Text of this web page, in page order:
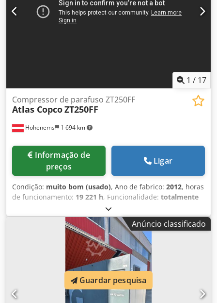
1 / 17
Hohenems 1 694 km
Compressor de parafuso ZT250FF
Atlas CopcoZT250FF
preços
Ligar
Condição: muito bom (usado), Ano de fabrico: 2012, horas
de funcionamento: 19 221 h, Funcionalidade: totalmente
, Compressor de parafuso sem óleo ZT250FF
Secador integrado. 250 kW 10 bar 42,31 m3/min Ano de
fabricação: 2012 Dsdpfx Aiozmdrbj Tjck Horas de
funcionamento: 19.221
Anúncio classificado
Guardar pesquisa